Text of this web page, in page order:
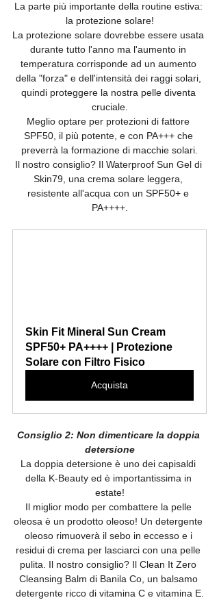
La parte più importante della routine estiva:
la protezione solare!
La protezione solare dovrebbe essere usata
durante tutto l'anno ma l'aumento in
temperatura corrisponde ad un aumento
della "forza" e dell'intensità dei raggi solari,
quindi proteggere la nostra pelle diventa
cruciale.
Meglio optare per protezioni di fattore
SPF50, il più potente, e con PA+++ che
preverrà la formazione di macchie solari.
Il nostro consiglio? Il Waterproof Sun Gel di
Skin79, una crema solare leggera,
resistente all'acqua con un SPF50+ e
PA++++.
Skin Fit Mineral Sun Cream
SPF50+ PA++++ | Protezione
Solare con Filtro Fisico
Acquista
Consiglio 2: Non dimenticare la doppia
detersione
La doppia detersione è uno dei capisaldi
della K-Beauty ed è importantissima in
estate!
Il miglior modo per combattere la pelle
oleosa è un prodotto oleoso! Un detergente
oleoso rimuoverà il sebo in eccesso e i
residui di crema per lasciarci con una pelle
pulita. Il nostro consiglio? Il Clean It Zero
Cleansing Balm di Banila Co, un balsamo
detergente ricco di vitamina C e vitamina E.